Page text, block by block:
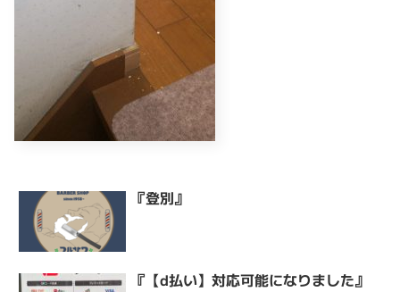
『登別』
『【d払い】対応可能になりました』